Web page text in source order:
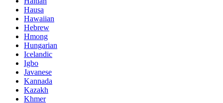
Hausa
Hawaiian
Hebrew
Hmong
Hungarian
Icelandic
Igbo
Javanese
Kannada
Kazakh
Khmer